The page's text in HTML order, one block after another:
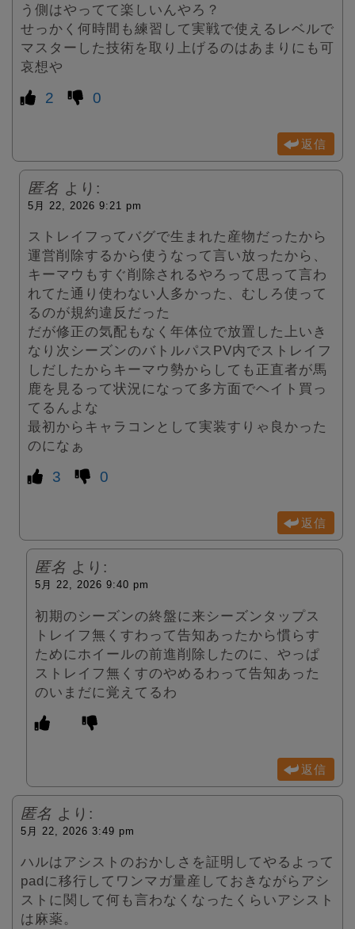
う側はやってて楽しいんやろ？
せっかく何時間も練習して実戦で使えるレベルで
マスターした技術を取り上げるのはあまりにも可
哀想や
2 0
返信
匿名 より:
5月 22, 2026 9:21 pm
ストレイフってバグで生まれた産物だったから
運営削除するから使うなって言い放ったから、
キーマウもすぐ削除されるやろって思って言わ
れてた通り使わない人多かった、むしろ使って
るのが規約違反だった
だが修正の気配もなく年体位で放置した上いき
なり次シーズンのバトルパスPV内でストレイフ
しだしたからキーマウ勢からしても正直者が馬
鹿を見るって状況になって多方面でヘイト買っ
てるんよな
最初からキャラコンとして実装すりゃ良かった
のになぁ
3 0
返信
匿名 より:
5月 22, 2026 9:40 pm
初期のシーズンの終盤に来シーズンタップス
トレイフ無くすわって告知あったから慣らす
ためにホイールの前進削除したのに、やっぱ
ストレイフ無くすのやめるわって告知あった
のいまだに覚えてるわ
返信
匿名 より:
5月 22, 2026 3:49 pm
ハルはアシストのおかしさを証明してやるよって
padに移行してワンマガ量産しておきながらアシ
ストに関して何も言わなくなったくらいアシスト
は麻薬。